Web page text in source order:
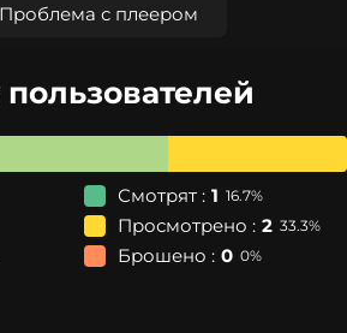
Проблема с плеером
Смотрят : 1 16.7%
Просмотрено : 2 33.3%
Брошено : 0 0%